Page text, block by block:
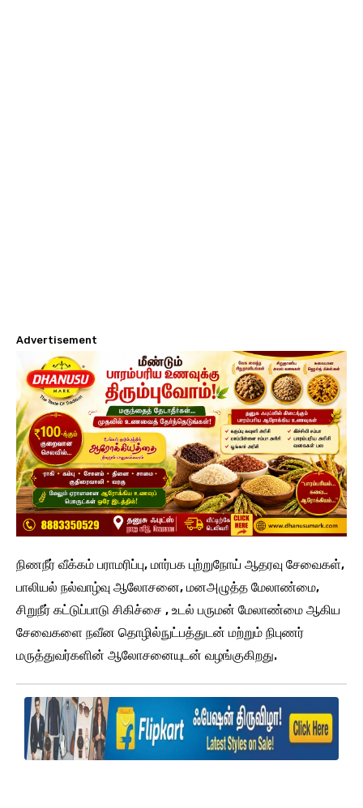
Advertisement
நிணநீர் வீக்கம் பராமரிப்பு, மார்பக புற்றுநோய் ஆதரவு சேவைகள்,
பாலியல் நல்வாழ்வு ஆலோசனை, மனஅழுத்த மேலாண்மை,
சிறுநீர் கட்டுப்பாடு சிகிச்சை , உடல் பருமன் மேலாண்மை ஆகிய
சேவைகளை நவீன தொழில்நுட்பத்துடன் மற்றும் நிபுணர்
மருத்துவர்களின் ஆலோசனையுடன் வழங்குகிறது.